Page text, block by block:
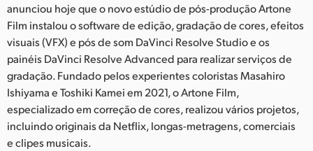
Italy
Japan
Korea
Mexico
Malaysia
anunciou hoje que o novo estúdio de pós-produção Artone
Film instalou o software de edição, gradação de cores, efeitos
visuais (VFX) e pós de som DaVinci Resolve Studio e os
painéis DaVinci Resolve Advanced para realizar serviços de
gradação. Fundado pelos experientes coloristas Masahiro
Ishiyama e Toshiki Kamei em 2021, o Artone Film,
especializado em correção de cores, realizou vários projetos,
incluindo originais da Netflix, longas-metragens, comerciais
e clipes musicais.